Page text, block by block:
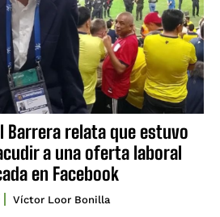
Barrera relata que estuvo
a una oferta laboral
en Facebook
Víctor Loor Bonilla